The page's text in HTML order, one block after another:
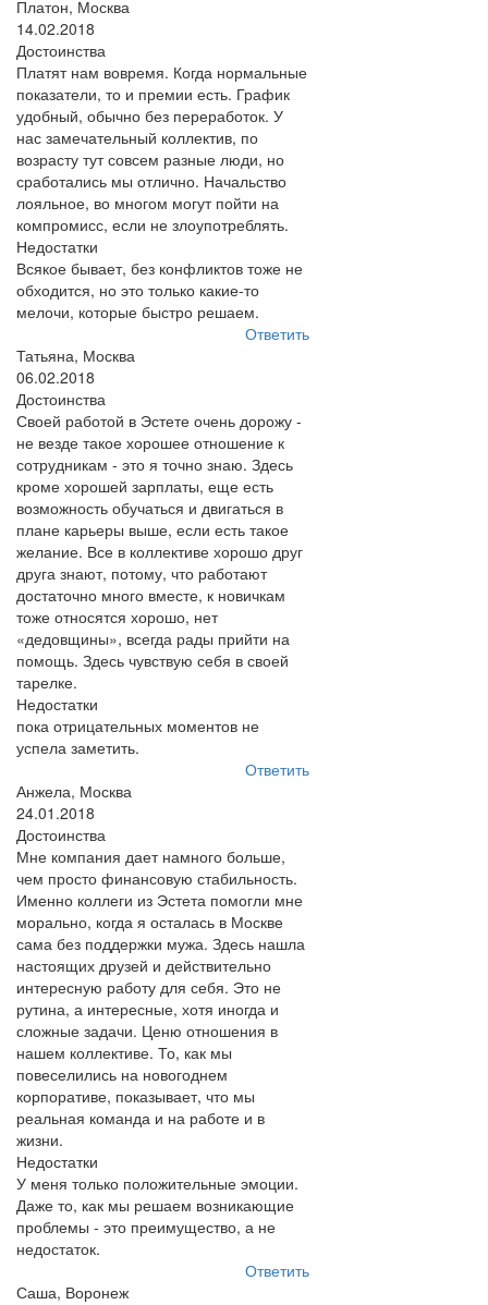
Платон, Москва
14.02.2018
Достоинства
Платят нам вовремя. Когда нормальные
показатели, то и премии есть. График
удобный, обычно без переработок. У
нас замечательный коллектив, по
возрасту тут совсем разные люди, но
сработались мы отлично. Начальство
лояльное, во многом могут пойти на
компромисс, если не злоупотреблять.
Недостатки
Всякое бывает, без конфликтов тоже не
обходится, но это только какие-то
мелочи, которые быстро решаем.
Ответить
Татьяна, Москва
06.02.2018
Достоинства
Своей работой в Эстете очень дорожу -
не везде такое хорошее отношение к
сотрудникам - это я точно знаю. Здесь
кроме хорошей зарплаты, еще есть
возможность обучаться и двигаться в
плане карьеры выше, если есть такое
желание. Все в коллективе хорошо друг
друга знают, потому, что работают
достаточно много вместе, к новичкам
тоже относятся хорошо, нет
«дедовщины», всегда рады прийти на
помощь. Здесь чувствую себя в своей
тарелке.
Недостатки
пока отрицательных моментов не
успела заметить.
Ответить
Анжела, Москва
24.01.2018
Достоинства
Мне компания дает намного больше,
чем просто финансовую стабильность.
Именно коллеги из Эстета помогли мне
морально, когда я осталась в Москве
сама без поддержки мужа. Здесь нашла
настоящих друзей и действительно
интересную работу для себя. Это не
рутина, а интересные, хотя иногда и
сложные задачи. Ценю отношения в
нашем коллективе. То, как мы
повеселились на новогоднем
корпоративе, показывает, что мы
реальная команда и на работе и в
жизни.
Недостатки
У меня только положительные эмоции.
Даже то, как мы решаем возникающие
проблемы - это преимущество, а не
недостаток.
Ответить
Саша, Воронеж